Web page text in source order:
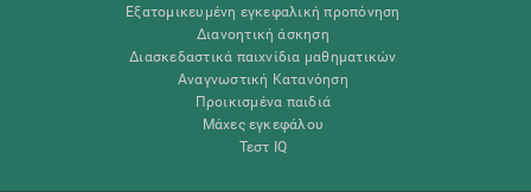
Εξατομικευμένη εγκεφαλική προπόνηση
Διανοητική άσκηση
Διασκεδαστικά παιχνίδια μαθηματικών
Αναγνωστική Κατανόηση
Προικισμένα παιδιά
Μάχες εγκεφάλου
Τεστ IQ